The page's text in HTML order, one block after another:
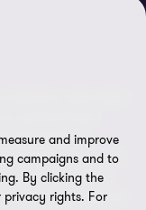
reservados.
cual las firmas
de auditoría,
refiere a una o más
Grant Thornton
International
and improve
campaigns and to
By clicking the
rights. For